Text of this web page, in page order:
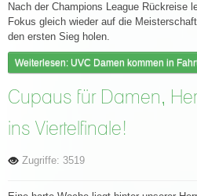
Nach der Champions League Rückreise
Fokus gleich wieder auf die
den ersten Sieg holen.
Weiterlesen: UVC Damen kommen in
Cupaus für Damen,
ins Viertelfinale!
Zugriffe: 3519